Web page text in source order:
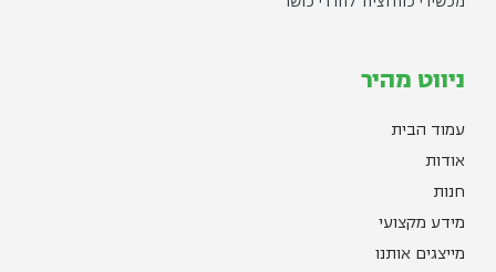
ניווט מהיר
עמוד הבית
אודות
חנות
מידע מקצועי
מייצגים אותנו